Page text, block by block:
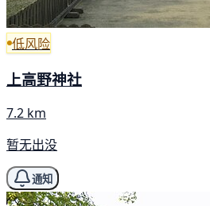
低风险
上高野神社
7.2 km
暂无出没
通知